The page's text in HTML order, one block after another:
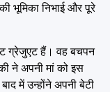
भूमिका निभाई और पूरे
ग्रेजुएट हैं। वह बचपन
ने अपनी मां को इस
में उन्होंने अपनी बेटी